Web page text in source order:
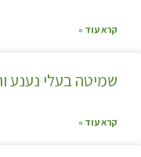
קרא עוד »
שמיטה בעלי נענע
קרא עוד »